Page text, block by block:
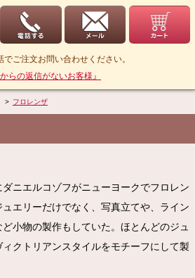
でご注文お問い合わせください。
からの返信がないお客様』
> フロレンザ
ダニエルコゾフがニューヨークでフロレン
エリーだけでなく、写真立てや、ライン
小物の製作もしていた。ほとんどのジュ
クトリアンスタイルをモチーフにして製